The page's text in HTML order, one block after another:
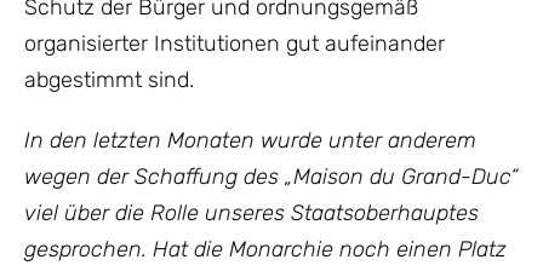
Schutz der Bürger und ordnungsgemäß
organisierter Institutionen gut aufeinander
abgestimmt sind.
In den letzten Monaten wurde unter anderem
wegen der Schaffung des „Maison du Grand-Duc“
viel über die Rolle unseres Staatsoberhauptes
gesprochen. Hat die Monarchie noch einen Platz